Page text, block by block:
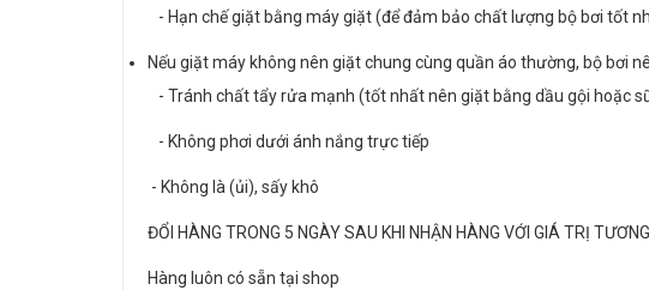
- Hạn chế giặt bằng máy giặt (để đảm bảo chất lượng bộ bơi tốt
Nếu giặt máy không nên giặt chung cùng quần áo thường, bộ bơi
- Tránh chất tẩy rửa mạnh (tốt nhất nên giặt bằng dầu gội hoặc
- Không phơi dưới ánh nắng trực tiếp
- Không là (ủi), sấy khô
ĐỔI HÀNG TRONG 5 NGÀY SAU KHI NHẬN HÀNG VỚI GIÁ TRỊ
Hàng luôn có sẵn tại shop